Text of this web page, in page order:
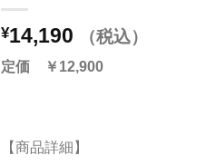
¥14,190 （税込）
定価 ￥12,900
【商品詳細】